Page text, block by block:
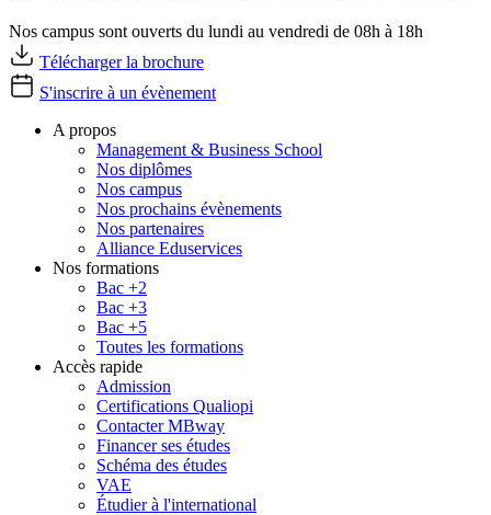
Nos campus sont ouverts du lundi au vendredi de 08h à 18h
Télécharger la brochure
S'inscrire à un évènement
A propos
Management & Business School
Nos diplômes
Nos campus
Nos prochains évènements
Nos partenaires
Alliance Eduservices
Nos formations
Bac +2
Bac +3
Bac +5
Toutes les formations
Accès rapide
Admission
Certifications Qualiopi
Contacter MBway
Financer ses études
Schéma des études
VAE
Étudier à l'international